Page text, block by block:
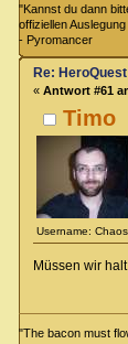
"Kannst du dann
offiziellen
- Pyromancer
Timo
Username:
Re: HeroQuest
« Antwort #61
Müssen wir
"The bacon must